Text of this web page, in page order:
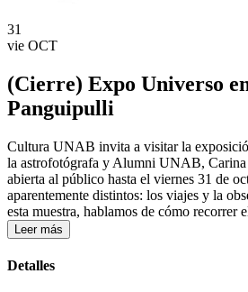
31
vie OCT
(Cierre) Expo Universo
Panguipulli
Cultura UNAB invita a visitar la
la astrofotógrafa y Alumni UNAB,
abierta al público hasta el viernes 31 de
aparentemente distintos: los viajes y la
esta muestra, hablamos de cómo recorrer
Leer más
Detalles